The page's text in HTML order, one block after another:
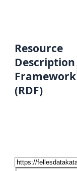
Resource
Description
Framework
(RDF)